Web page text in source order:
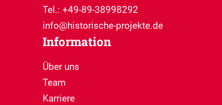
Tel.: +49-89-38998292
info@historische-projekte.de
Information
Über uns
Team
Karriere